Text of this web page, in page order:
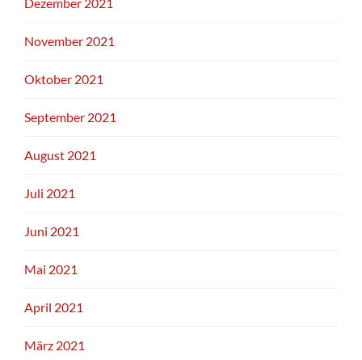
November 2021
Oktober 2021
September 2021
August 2021
Juli 2021
Juni 2021
Mai 2021
April 2021
März 2021